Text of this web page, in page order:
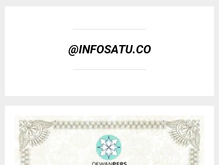
@INFOSATU.CO